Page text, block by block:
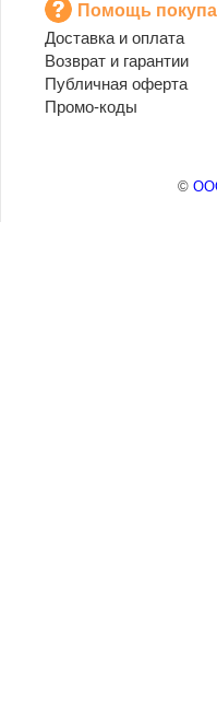
Помощь
Доставка и оплата
Возврат и гарантии
Публичная оферта
Промо-коды
©